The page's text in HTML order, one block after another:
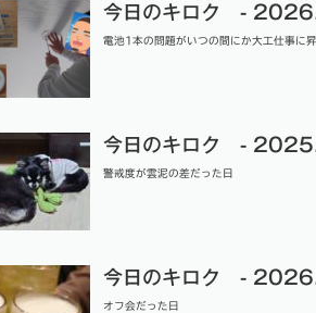
今日のキロク -
電池1本の問題がいつの間にか大工仕事に
今日のキロク -
警戒度が雲泥の差だった日
今日のキロク -
オフ会だった日